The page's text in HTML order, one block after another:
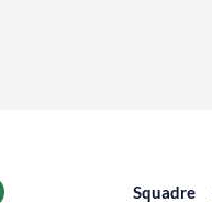
Squadre